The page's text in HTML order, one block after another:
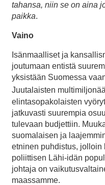
tahansa, niin se on aina
paikka.
Vaino
Isänmaalliset ja
joutumaan entistä
yksistään Suomessa
Juutalaisten
elintasopakolaisten
jatkuvasti suurempia
tulevaan budjettiin.
suomalaisen ja
etninen puhdistus, jolloin
poliittisen Lähi-idän
johtaja on
maassamme.